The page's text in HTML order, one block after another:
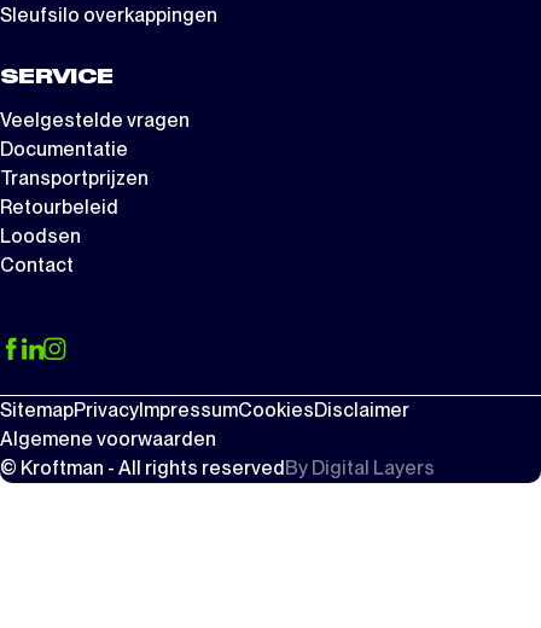
Sleufsilo overkappingen
SERVICE
Veelgestelde vragen
Documentatie
Transportprijzen
Retourbeleid
Loodsen
Contact
SitemapPrivacyImpressumCookiesDisclaimer
Algemene voorwaarden
© Kroftman - All rights reservedBy Digital Layers